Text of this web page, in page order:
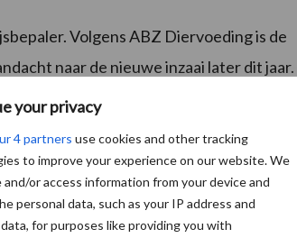
your privacy
4 partners use cookies and other tracking
to improve your experience on our website. We
and/or access information from your device and
personal data, such as your IP address and
for purposes like providing you with
Volgens ABZ Diervoeding is de
naar de nieuwe inzaai later dit jaar.
kan leiden tot droge
Agrifirm verwacht juist dat de
de onderneming zijn de
het areaal met ongeveer vijf procent
hoog. Bovendien ondersteunt de